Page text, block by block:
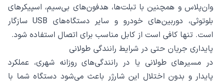
وان‌پلاس و همچنین با تبلت‌ها، هدفون‌های بی‌سیم، اسپیکرهای
بلوتوثی، دوربین‌های خودرو و سایر دستگاه‌های USB سازگار
است. تنها کافی است از کابل مناسب برای اتصال استفاده شود.
پایداری جریان حتی در شرایط رانندگی طولانی
در مسیرهای طولانی یا در رانندگی‌های روزانه شهری، عملکرد
پایدار و بدون اختلال این شارژر باعث می‌شود دستگاه شما با